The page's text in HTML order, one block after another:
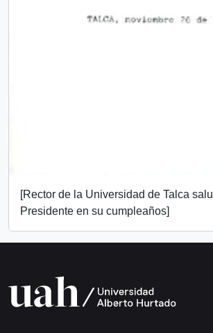
[Rector de la Universidad de Talca
Presidente en su cumpleaños]